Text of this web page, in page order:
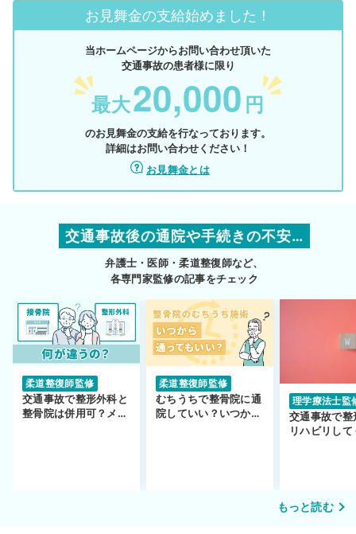
お見舞金の支給始めました！
当ホームページからお問い合わせ頂いた
交通事故の患者様に限り
最大20,000 円
のお見舞金の支給を行なっております。
詳細はお問い合わせください！
お見舞金とは
交通事故後の通院や手続きの不安…
弁護士・医師・柔道整復師など、
各専門家監修の記事をチェック
柔道整復師監修
交通事故で整形外科と
整骨院は併用可？メリ
柔道整復師監修
むちうちで整骨院に通
院していい？いつから
理学療法士監
交通事故で整
リハビリして
もっと読む